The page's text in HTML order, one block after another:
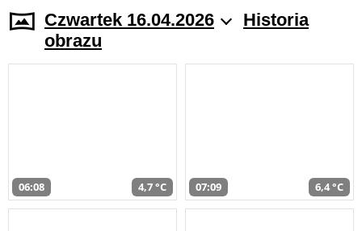
Czwartek 16.04.2026
Historia
obrazu
06:08 4,7 °C 07:09 6,4 °C